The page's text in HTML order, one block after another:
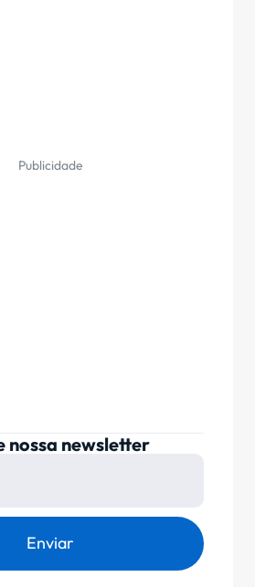
Publicidade
nossa newsletter
Enviar